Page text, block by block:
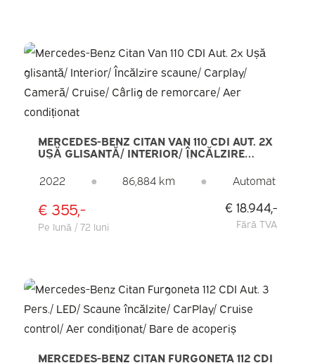
MERCEDES-BENZ CITAN VAN 110 CDI AUT. 2X
UȘĂ GLISANTĂ/ INTERIOR/ ÎNCĂLZIRE
CÂRLIG DE REMORCARE/ AER CONDIȚIONAT
2022 ● 86,884 km ● Automat
€ 355,-
Pe lună / 72 luni
€ 18.944,-
Fără TVA
MERCEDES-BENZ CITAN FURGONETA 112 CDI